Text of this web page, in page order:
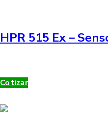
HPR 515 Ex –
Cotizar